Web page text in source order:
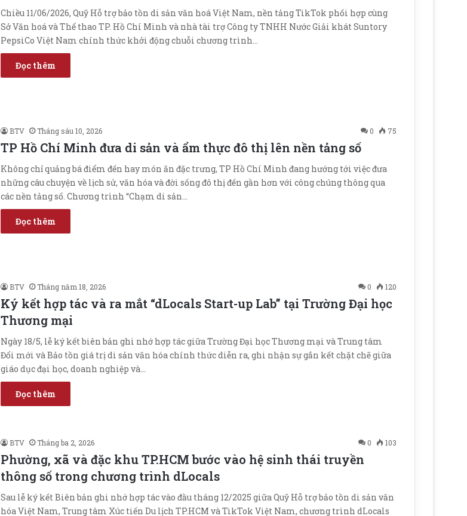
Chiều 11/06/2026, Quỹ Hỗ trợ bảo tồn di sản văn hoá Việt Nam, nền tảng TikTok phối hợp cùng
Sở Văn hoá và Thể thao TP. Hồ Chí Minh và nhà tài trợ Công ty TNHH Nước Giải khát Suntory
PepsiCo Việt Nam chính thức khởi động chuỗi chương trình…
Đọc thêm
BTV Tháng sáu 10, 2026 0 75
TP Hồ Chí Minh đưa di sản và ẩm thực đô thị lên nền tảng số
Không chỉ quảng bá điểm đến hay món ăn đặc trưng, TP Hồ Chí Minh đang hướng tới việc đưa
những câu chuyện về lịch sử, văn hóa và đời sống đô thị đến gần hơn với công chúng thông qua
các nền tảng số. Chương trình “Chạm di sản…
Đọc thêm
BTV Tháng năm 18, 2026 0 120
Ký kết hợp tác và ra mắt “dLocals Start-up Lab” tại Trường Đại học
Thương mại
Ngày 18/5, lễ ký kết biên bản ghi nhớ hợp tác giữa Trường Đại học Thương mại và Trung tâm
Đổi mới và Bảo tồn giá trị di sản văn hóa chính thức diễn ra, ghi nhận sự gắn kết chặt chẽ giữa
giáo dục đại học, doanh nghiệp và…
Đọc thêm
BTV Tháng ba 2, 2026 0 103
Phường, xã và đặc khu TP.HCM bước vào hệ sinh thái truyền
thông số trong chương trình dLocals
Sau lễ ký kết Biên bản ghi nhớ hợp tác vào đầu tháng 12/2025 giữa Quỹ Hỗ trợ bảo tồn di sản văn
hóa Việt Nam, Trung tâm Xúc tiến Du lịch TP.HCM và TikTok Việt Nam, chương trình dLocals